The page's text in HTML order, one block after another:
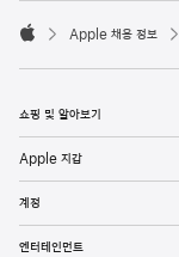
o
e

p
l
Apple 채용 정보
쇼핑 및 알아보기
Apple 지갑
계정
엔터테인먼트